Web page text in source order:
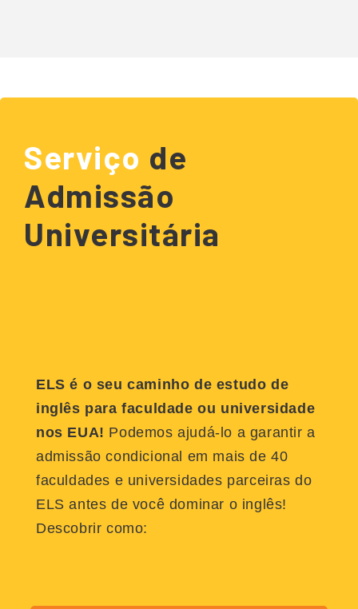
Serviço de
Admissão
Universitária
ELS é o seu caminho de estudo de
inglês para faculdade ou universidade
nos EUA! Podemos ajudá-lo a garantir a
admissão condicional em mais de 40
faculdades e universidades parceiras do
ELS antes de você dominar o inglês!
Descobrir como: